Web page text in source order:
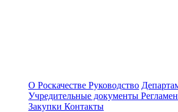
О Роскачестве Руководство
Учредительные документы
Закупки Контакты